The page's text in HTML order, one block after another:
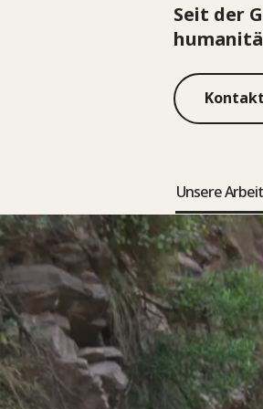
Seit der
Kontakt
Unsere